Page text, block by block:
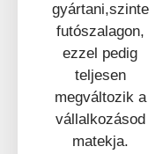
gyártani,szinte
futószalagon,
ezzel pedig
teljesen
megváltozik a
vállalkozásod
matekja.